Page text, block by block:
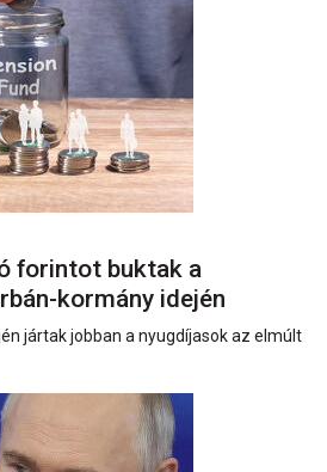
forintot buktak a
kormány idején
jártak jobban a nyugdíjasok az elmúlt